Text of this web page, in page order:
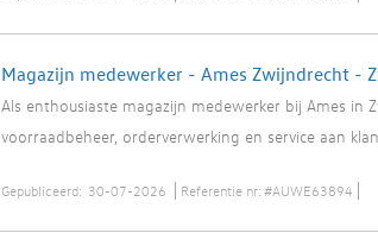
Magazijn medewerker - Ames Zwijndrecht -
Als enthousiaste magazijn medewerker bij Ames in
voorraadbeheer, orderverwerking en service aan
Gepubliceerd: 30-07-2026 Referentie nr: #AUWE63894